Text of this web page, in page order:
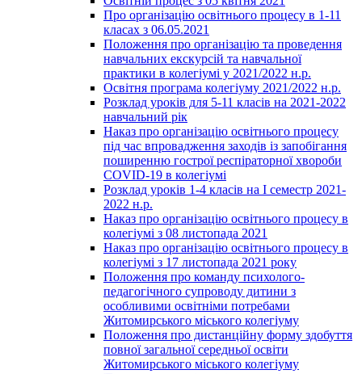
Про організацію освітнього процесу в 1-11
класах з 06.05.2021
Положення про організацію та проведення
навчальних екскурсій та навчальної
практики в колегіумі у 2021/2022 н.р.
Освітня програма колегіуму 2021/2022 н.р.
Розклад уроків для 5-11 класів на 2021-2022
навчальний рік
Наказ про організацію освітнього процесу
під час впровадження заходів із запобігання
поширенню гострої респіраторної хвороби
COVID-19 в колегіумі
Розклад уроків 1-4 класів на І семестр 2021-
2022 н.р.
Наказ про організацію освітнього процесу в
колегіумі з 08 листопада 2021
Наказ про організацію освітнього процесу в
колегіумі з 17 листопада 2021 року
Положення про команду психолого-
педагогічного супроводу дитини з
особливими освітніми потребами
Житомирського міського колегіуму
Положення про дистанційну форму здобуття
повної загальної середньої освіти
Житомирського міського колегіуму